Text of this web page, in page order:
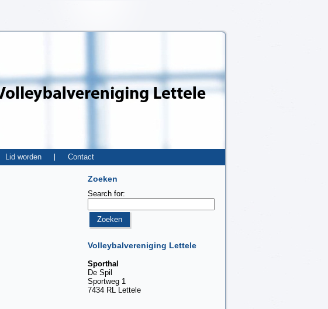
Lid worden Contact
Zoeken
Search for:
Volleybalvereniging Lettele
Sporthal
De Spil‎
Sportweg 1
7434 RL Lettele